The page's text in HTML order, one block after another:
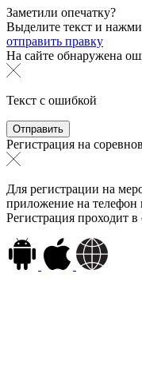
Заметили опечатку?
Выделите текст и
отправить правку
На сайте обнаружена
Текст с ошибкой
Регистрация на
Для регистрации на
приложение на телефон
Регистрация проходит